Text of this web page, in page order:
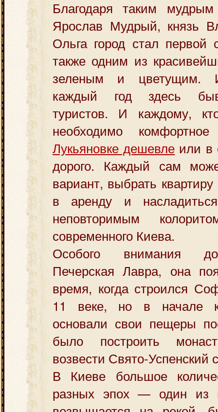
Благодаря таким
Ярослав Мудрый, князь
Ольга город стал первой
также одним из
зеленым и цветущим.
каждый год здесь
туристов. И каждому,
необходимо
Лукьяновке дешевле или в
дорого. Каждый сам
вариант, выбрать
в аренду и
неповторимым
современного Киева.
Особого внимания
Печерская Лавра, она
время, когда строился
11 веке, но в начале
основали свои пещеры
было построить
возвести Свято-Успенский
В Киеве большое
разных эпох — один из